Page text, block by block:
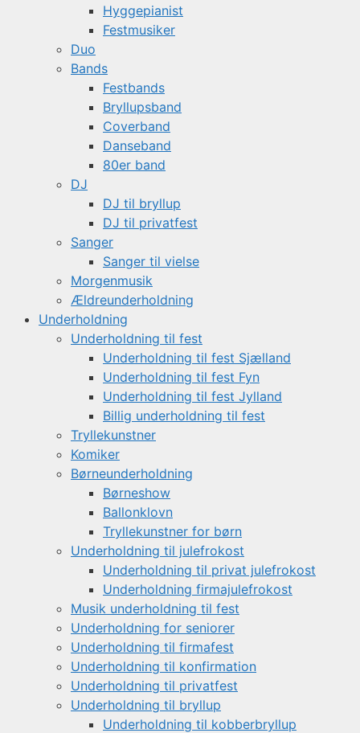
Hyggepianist
Festmusiker
Duo
Bands
Festbands
Bryllupsband
Coverband
Danseband
80er band
DJ
DJ til bryllup
DJ til privatfest
Sanger
Sanger til vielse
Morgenmusik
Ældreunderholdning
Underholdning
Underholdning til fest
Underholdning til fest Sjælland
Underholdning til fest Fyn
Underholdning til fest Jylland
Billig underholdning til fest
Tryllekunstner
Komiker
Børneunderholdning
Børneshow
Ballonklovn
Tryllekunstner for børn
Underholdning til julefrokost
Underholdning til privat julefrokost
Underholdning firmajulefrokost
Musik underholdning til fest
Underholdning for seniorer
Underholdning til firmafest
Underholdning til konfirmation
Underholdning til privatfest
Underholdning til bryllup
Underholdning til kobberbryllup